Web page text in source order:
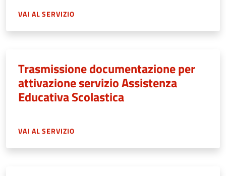
VAI AL SERVIZIO
Trasmissione documentazione per
attivazione servizio Assistenza
Educativa Scolastica
VAI AL SERVIZIO